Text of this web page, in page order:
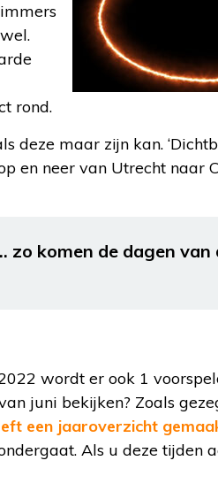
rond.
maar zijn kan.
en neer van Utrecht naar
zo komen de dagen van
wordt er ook 1
juni bekijken? Zoals
een jaaroverzicht
Als u deze tijden